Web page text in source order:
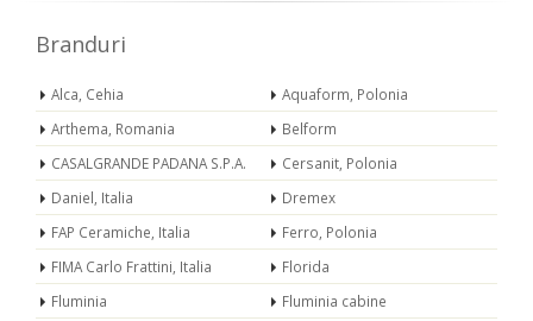
Branduri
Alca, Cehia
Aquaform, Polonia
Arthema, Romania
Belform
CASALGRANDE PADANA S.P.A.
Cersanit, Polonia
Daniel, Italia
Dremex
FAP Ceramiche, Italia
Ferro, Polonia
FIMA Carlo Frattini, Italia
Florida
Fluminia
Fluminia cabine